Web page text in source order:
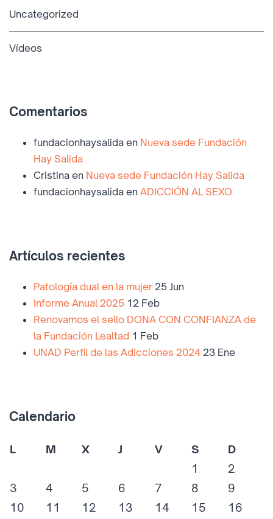
Uncategorized
Vídeos
Comentarios
fundacionhaysalida en Nueva sede Fundación
Hay Salida
Cristina en Nueva sede Fundación Hay Salida
fundacionhaysalida en ADICCIÓN AL SEXO
Artículos recientes
Patología dual en la mujer 25 Jun
Informe Anual 2025 12 Feb
Renovamos el sello DONA CON CONFIANZA de
la Fundación Lealtad 1 Feb
UNAD Perfil de las Adicciones 2024 23 Ene
Calendario
L M X J V S
D
1
2
3
4 5 6 7 8
9
10
11 12 13 14 15
16